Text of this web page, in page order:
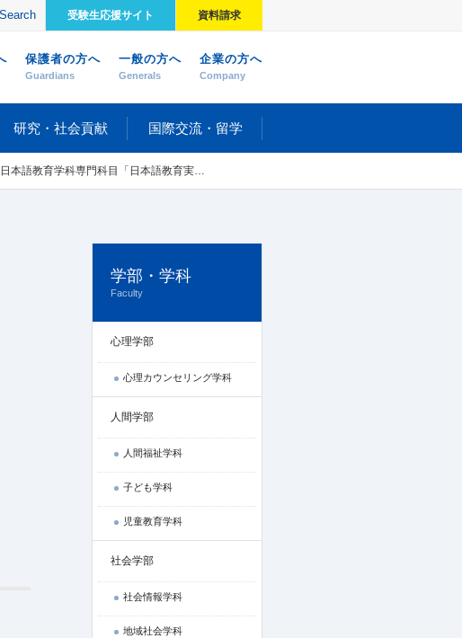
Search 受験生応援サイト 資料請求
保護者の方へ
Guardians
一般の方へ
Generals
企業の方へ
Company
研究・社会貢献 国際交流・留学
教育学科専門科目「日本語教育実習」の報告書をまとめました
学部・学科
Faculty
心理学部
心理カウンセリング学科
人間学部
人間福祉学科
子ども学科
児童教育学科
社会学部
社会情報学科
地域社会学科